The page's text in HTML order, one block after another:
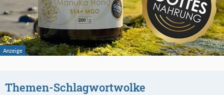
Themen-Schlagwortwolke